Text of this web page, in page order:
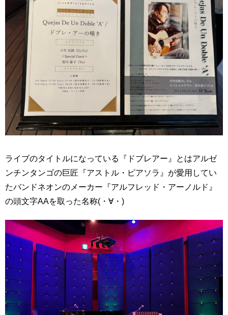
ライブのタイトルになっている『ドブレアー』とはアルゼ
ンチンタンゴの巨匠『アストル・ピアソラ』が愛用してい
たバンドネオンのメーカー『アルフレッド・アーノルド』
の頭文字AAを取った名称(・∀・)